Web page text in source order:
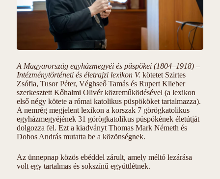
A Magyarország egyházmegyéi és püspökei (1804–1918) –
Intézménytörténeti és életrajzi lexikon V. kötetet Szirtes
Zsófia, Tusor Péter, Véghseő Tamás és Rupert Klieber
szerkesztett Kőhalmi Olivér közreműködésével (a lexikon
első négy kötete a római katolikus püspököket tartalmazza).
A nemrég megjelent lexikon a korszak 7 görögkatolikus
egyházmegyéjének 31 görögkatolikus püspökének életútját
dolgozza fel. Ezt a kiadványt Thomas Mark Németh és
Dobos András mutatta be a közönségnek.
Az ünnepnap közös ebéddel zárult, amely méltó lezárása
volt egy tartalmas és sokszínű együttlétnek.